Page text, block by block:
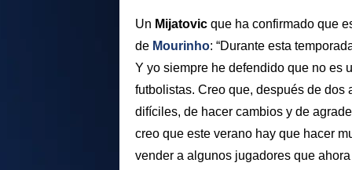
Un Mijatovic que ha confirmado que
de Mourinho: “Durante esta
Y yo siempre he defendido que no es
futbolistas. Creo que, después de dos
difíciles, de hacer cambios y de
creo que este verano hay que hacer
vender a algunos jugadores que